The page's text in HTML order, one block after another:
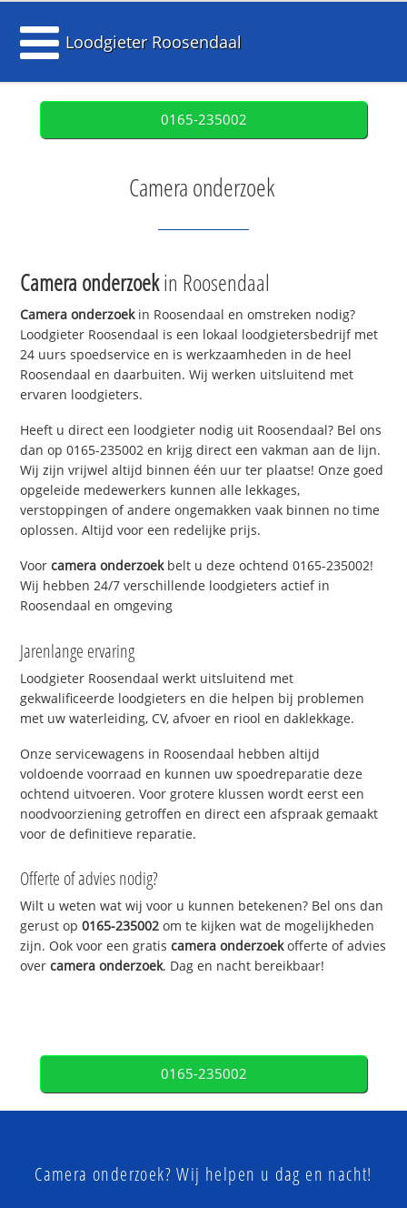
Loodgieter Roosendaal
0165-235002
Camera onderzoek
Camera onderzoekin Roosendaal
Camera onderzoekin Roosendaal en omstreken nodig?
Loodgieter Roosendaal is een lokaal loodgietersbedrijf met
24 uurs spoedservice en is werkzaamheden in de heel
Roosendaal en daarbuiten. Wij werken uitsluitend met
ervaren loodgieters.
Heeft u direct een loodgieter nodig uit Roosendaal? Bel ons
dan op 0165-235002 en krijg direct een vakman aan de lijn.
Wij zijn vrijwel altijd binnen één uur ter plaatse! Onze goed
opgeleide medewerkers kunnen alle lekkages,
verstoppingen of andere ongemakken vaak binnen no time
oplossen. Altijd voor een redelijke prijs.
Voorcamera onderzoekbelt u deze ochtend 0165-235002!
Wij hebben 24/7 verschillende loodgieters actief in
Roosendaal en omgeving
Jarenlange ervaring
Loodgieter Roosendaal werkt uitsluitend met
gekwalificeerde loodgieters en die helpen bij problemen
met uw waterleiding, CV, afvoer en riool en daklekkage.
Onze servicewagens in Roosendaal hebben altijd
voldoende voorraad en kunnen uw spoedreparatie deze
ochtend uitvoeren. Voor grotere klussen wordt eerst een
noodvoorziening getroffen en direct een afspraak gemaakt
voor de definitieve reparatie.
Offerte of advies nodig?
Wilt u weten wat wij voor u kunnen betekenen? Bel ons dan
gerust op0165-235002 om te kijken wat de mogelijkheden
zijn. Ook voor een gratiscamera onderzoekofferte of advies
overcamera onderzoek. Dag en nacht bereikbaar!
0165-235002
Camera onderzoek? Wij helpen u dag en nacht!